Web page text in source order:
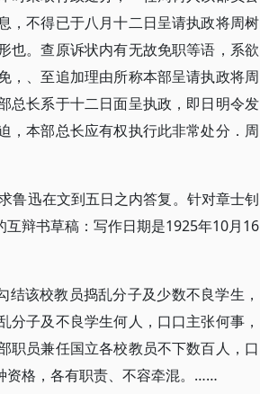
，不得已于八月十二日呈请执政将周树
也。查原诉状内有无故免职等语，系欲
，、至追加理由所称本部呈请执政将周
总长系于十二日面呈执政，即日明令发
，本部总长应有权执行此非常处分．周
鲁迅在文到五日之内答复。针对章士钊
辩书草稿：写作日期是1925年10月16
该校教员捣乱分子及少数不良学生，
子及不良学生何人，口口主张何事，
职员兼任国立各校教员不下数百人，口
资格，各有职责、不容牵混。……